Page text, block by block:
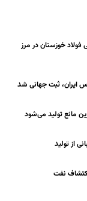
عشق؛ ۱۰ سال ایستادگی فولاد خوزستان در مرز
ایران، ثبت جهانی شد
از تولید